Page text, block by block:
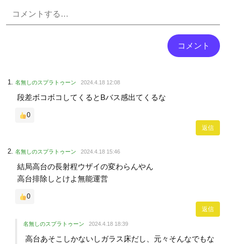
名無しのスプラトゥーン 2024.4.18 12:08
段差ボコボコしてくるとBバス感出てくるな
0
返信
名無しのスプラトゥーン 2024.4.18 15:46
結局高台の長射程ウザイの変わらんやん
高台排除しとけよ無能運営
0
返信
名無しのスプラトゥーン 2024.4.18 18:39
高台あそこしかないしガラス床だし、元々そんなでもな